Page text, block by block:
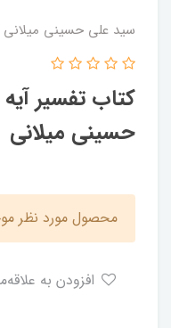
سید علی حسینی میلانی
کتاب تفسیر آیه
حسینی میلانی
محصول مورد نظر